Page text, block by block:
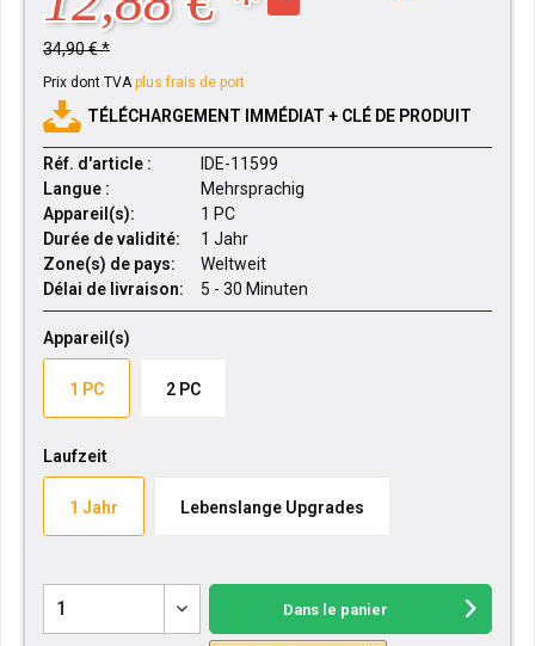
34,90 € *
Prix dont TVAplus frais de port
TÉLÉCHARGEMENT IMMÉDIAT + CLÉ DE PRODUIT
Réf. d'article :
IDE-11599
Langue :
Mehrsprachig
Appareil(s):
1 PC
Durée de validité:
1 Jahr
Zone(s) de pays:
Weltweit
Délai de livraison:
5 - 30 Minuten
Appareil(s)
1 PC 2 PC
Laufzeit
1 Jahr Lebenslange Upgrades
Dans le panier